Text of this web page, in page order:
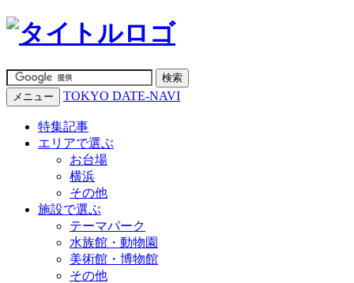
メニュー TOKYO DATE-NAVI
特集記事
エリアで選ぶ
お台場
横浜
その他
施設で選ぶ
テーマパーク
水族館・動物園
美術館・博物館
その他